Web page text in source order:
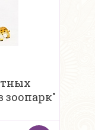
зоопарк"